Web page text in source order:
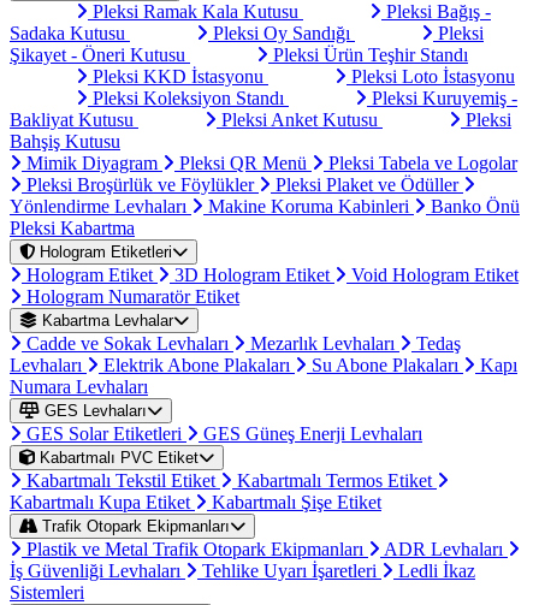
Pleksi Ramak Kala Kutusu
Pleksi Bağış -
Sadaka Kutusu
Pleksi Oy Sandığı
Pleksi
Şikayet - Öneri Kutusu
Pleksi Ürün Teşhir Standı
Pleksi KKD İstasyonu
Pleksi Loto İstasyonu
Pleksi Koleksiyon Standı
Pleksi Kuruyemiş -
Bakliyat Kutusu
Pleksi Anket Kutusu
Pleksi
Bahşiş Kutusu
Mimik Diyagram
Pleksi QR Menü
Pleksi Tabela ve Logolar
Pleksi Broşürlük ve Föylükler
Pleksi Plaket ve Ödüller
Yönlendirme Levhaları
Makine Koruma Kabinleri
Banko Önü
Pleksi Kabartma
Hologram Etiketleri
Hologram Etiket 3D Hologram Etiket
Void Hologram Etiket
Hologram Numaratör Etiket
Kabartma Levhalar
Cadde ve Sokak Levhaları Mezarlık Levhaları
Tedaş
Levhaları
Elektrik Abone Plakaları Su Abone Plakaları
Kapı
Numara Levhaları
GES Levhaları
GES Solar Etiketleri GES Güneş Enerji Levhaları
Kabartmalı PVC Etiket
Kabartmalı Tekstil Etiket
Kabartmalı Termos Etiket
Kabartmalı Kupa Etiket
Kabartmalı Şişe Etiket
Trafik Otopark Ekipmanları
Plastik ve Metal Trafik Otopark Ekipmanları
ADR Levhaları
İş Güvenliği Levhaları
Tehlike Uyarı İşaretleri
Ledli İkaz
Sistemleri